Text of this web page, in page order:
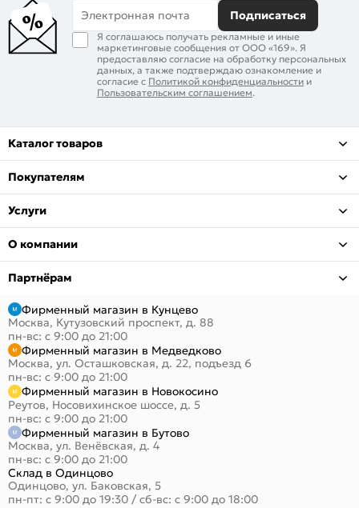
Электронная почта Подписаться
Я соглашаюсь получать рекламные и иные
маркетинговые сообщения от ООО «169». Я
предоставляю согласие на обработку персональных
данных, а также подтверждаю ознакомление и
согласие с Политикой конфиденциальности и
Пользовательским соглашением.
Каталог товаров
Покупателям
Услуги
О компании
Партнёрам
Фирменный магазин в Кунцево
Москва, Кутузовский проспект, д. 88
пн-вс: с 9:00 до 21:00
Фирменный магазин в Медведково
Москва, ул. Осташковская, д. 22, подъезд 6
пн-вс: с 9:00 до 21:00
Фирменный магазин в Новокосино
Реутов, Носовихинское шоссе, д. 5
пн-вс: с 9:00 до 21:00
Фирменный магазин в Бутово
Москва, ул. Венёвская, д. 4
пн-вс: с 9:00 до 21:00
Склад в Одинцово
Одинцово, ул. Баковская, 5
пн-пт: с 9:00 до 19:30 / сб-вс: с 9:00 до 18:00